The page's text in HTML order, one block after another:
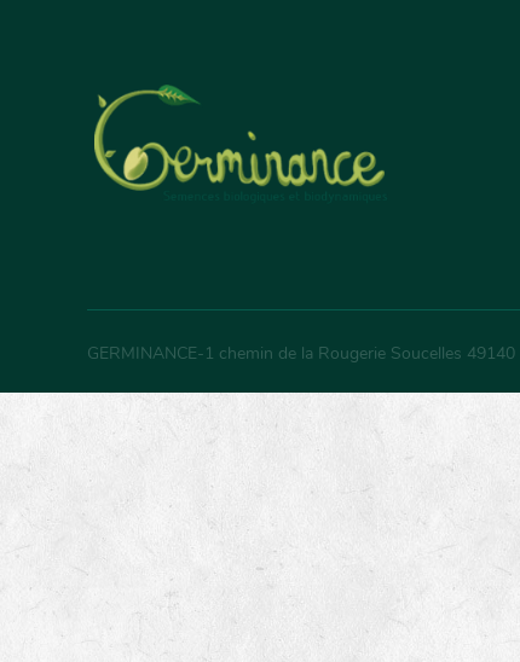
GERMINANCE-1 chemin de la Rougerie Soucelles 49140